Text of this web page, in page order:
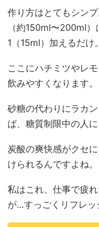
作り方はとてもシン
（約150ml〜200ml
1（15ml）加えるだけ。
ここにハチミツやレ
飲みやすくなります。
砂糖の代わりにラカ
ば、糖質制限中の人に
炭酸の爽快感がクセ
けられるんですよね。
私はこれ、仕事で疲
が…すっごくリフレッ